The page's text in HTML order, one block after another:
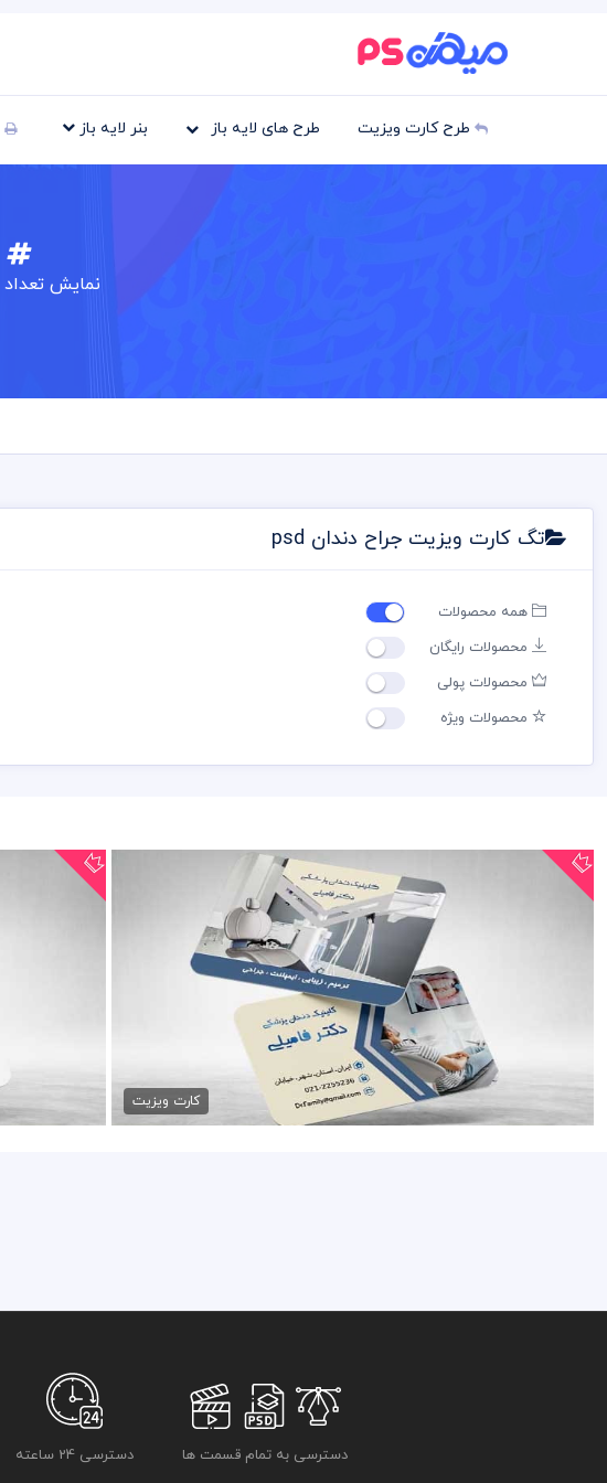
طرح کارت ویزیت طرح های لایه باز بنر لایه باز
نمایش تعداد
تگ کارت ویزیت جراح دندان psd
همه محصولات
محصولات رایگان
محصولات پولی
محصولات ویژه
کارت ویزیت جراح دندان
79,000 تومان
کارت ویزیت
دسترسی به تمام قسمت ها دسترسی 24 ساعته